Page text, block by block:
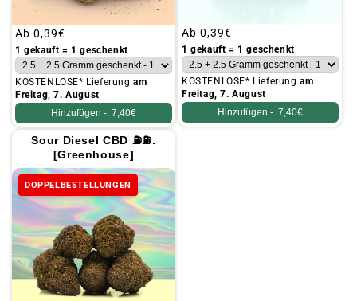
Üblicher
Preis
Ab 0,39€
1 gekauft = 1 geschenkt
KOSTENLOSE* Lieferungam
Freitag, 7. August
Hinzufügen -. 7,40€
Üblicher
Preis
Ab 0,39€
1 gekauft = 1 geschenkt
KOSTENLOSE* Lieferungam
Freitag, 7. August
Hinzufügen -. 7,40€
Sour Diesel CBD ⛽⛽.
[Greenhouse]
DOPPELBESTELLUNGEN